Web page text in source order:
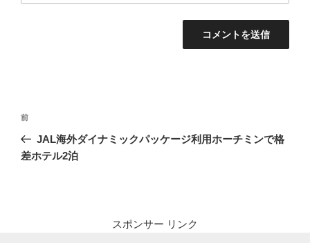
投
ナ
前
の
投
前
JAL海外ダイナミックパッケージ利用ホーチミンで格
差ホテル2泊
スポンサー リンク